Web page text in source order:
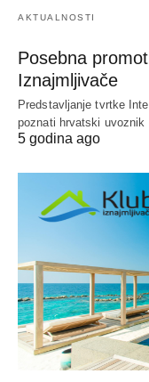
AKTUALNOSTI
Posebna
Iznajmljivače
Predstavljanje tvrtke
poznati hrvatski
5 godina ago